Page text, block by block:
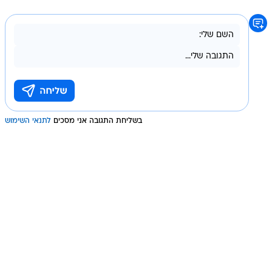
בשליחת התגובה אני מסכים לתנאי השימוש